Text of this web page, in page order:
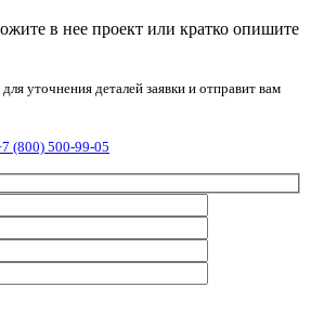
в нее проект или кратко опишите
уточнения деталей заявки и отправит вам
(800) 500-99-05